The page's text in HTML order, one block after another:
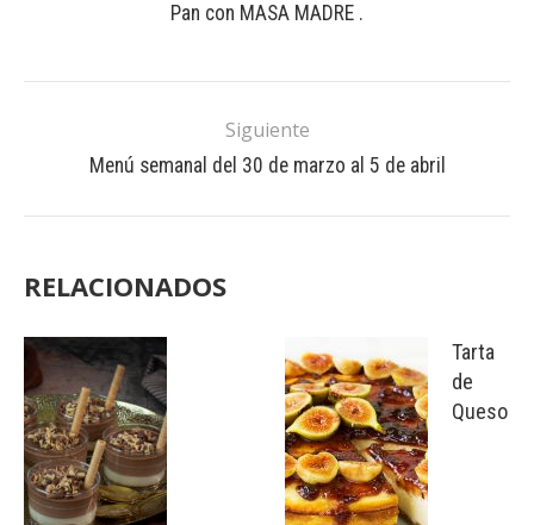
Pan con MASA MADRE .
Siguiente
Menú semanal del 30 de marzo al 5 de abril
RELACIONADOS
Tarta
de
Queso